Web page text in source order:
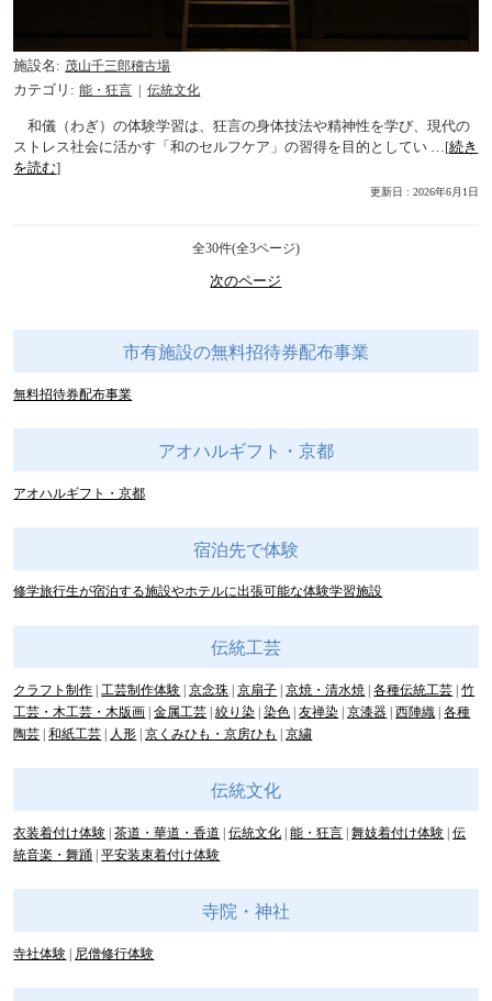
施設名
茂山千三郎稽古場
カテゴリ
能・狂言 伝統文化
和儀（わぎ）の体験学習は、狂言の身体技法や精神性を学び、現代の
ストレス社会に活かす「和のセルフケア」の習得を目的としてい …[続き
を読む]
更新日 : 2026年6月1日
全30件(全3ページ)
次のページ
市有施設の無料招待券配布事業
無料招待券配布事業
アオハルギフト・京都
アオハルギフト・京都
宿泊先で体験
修学旅行生が宿泊する施設やホテルに出張可能な体験学習施設
伝統工芸
クラフト制作 工芸制作体験 京念珠 京扇子 京焼・清水焼 各種伝統工芸 竹
工芸・木工芸・木版画 金属工芸 絞り染 染色 友禅染 京漆器 西陣織 各種
陶芸 和紙工芸 人形 京くみひも・京房ひも 京繍
伝統文化
衣装着付け体験 茶道・華道・香道 伝統文化 能・狂言 舞妓着付け体験 伝
統音楽・舞踊 平安装束着付け体験
寺院・神社
寺社体験 尼僧修行体験